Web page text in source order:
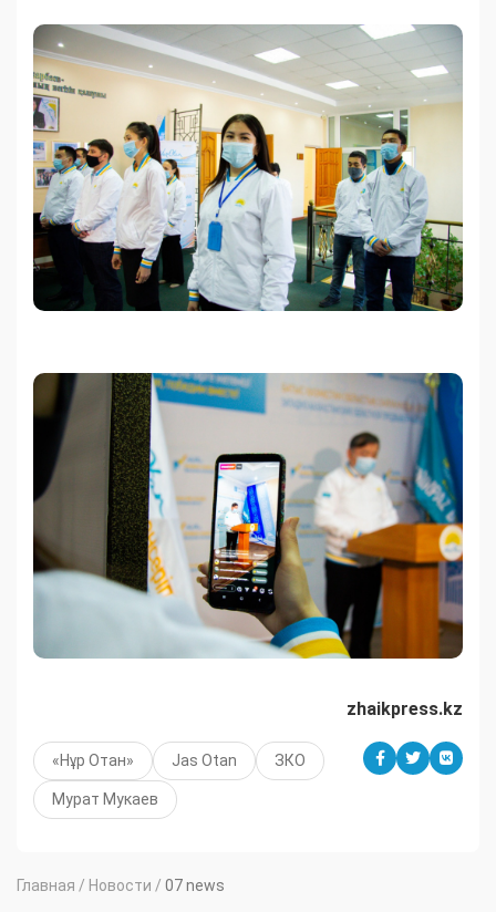
zhaikpress.kz
«Нұр Отан» Jas Otan ЗКО
Мурат Мукаев
Главная / Новости / 07 news